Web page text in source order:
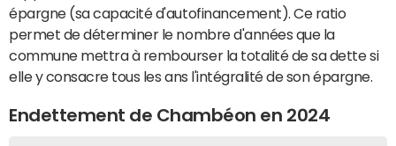
épargne (sa capacité d'autofinancement). Ce ratio
permet de déterminer le nombre d'années que la
commune mettra à rembourser la totalité de sa dette si
elle y consacre tous les ans l'intégralité de son épargne.
Endettement de Chambéon en 2024